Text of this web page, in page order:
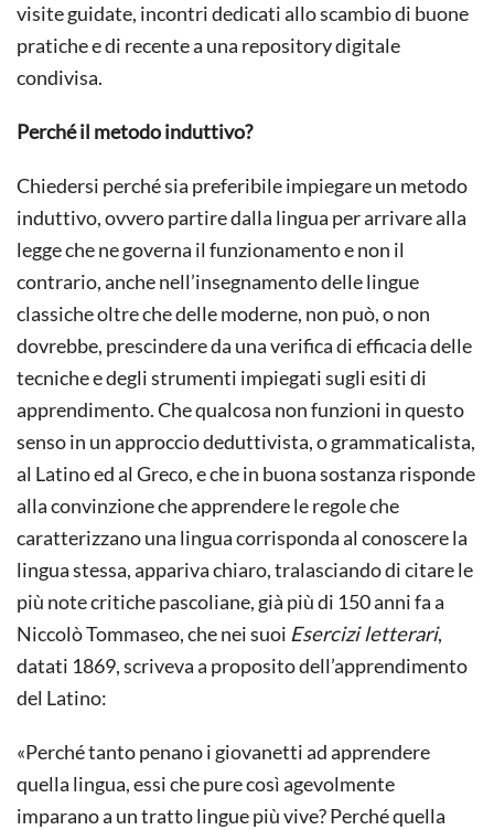
visite guidate, incontri dedicati allo scambio di buone
pratiche e di recente a una repository digitale
condivisa.
Perché il metodo induttivo?
Chiedersi perché sia preferibile impiegare un metodo
induttivo, ovvero partire dalla lingua per arrivare alla
legge che ne governa il funzionamento e non il
contrario, anche nell’insegnamento delle lingue
classiche oltre che delle moderne, non può, o non
dovrebbe, prescindere da una verifica di efficacia delle
tecniche e degli strumenti impiegati sugli esiti di
apprendimento. Che qualcosa non funzioni in questo
senso in un approccio deduttivista, o grammaticalista,
al Latino ed al Greco, e che in buona sostanza risponde
alla convinzione che apprendere le regole che
caratterizzano una lingua corrisponda al conoscere la
lingua stessa, appariva chiaro, tralasciando di citare le
più note critiche pascoliane, già più di 150 anni fa a
Niccolò Tommaseo, che nei suoi Esercizi letterari,
datati 1869, scriveva a proposito dell’apprendimento
del Latino:
«Perché tanto penano i giovanetti ad apprendere
quella lingua, essi che pure così agevolmente
imparano a un tratto lingue più vive? Perché quella